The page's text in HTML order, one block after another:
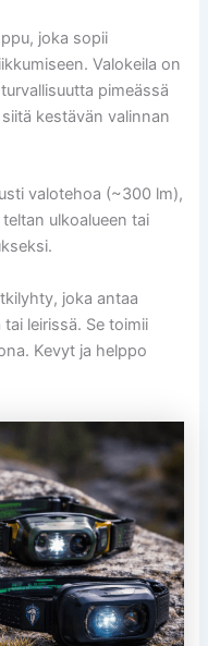
joka sopii
Valokeila on
pimeässä
kestävän valinnan
valotehoa (~300 lm),
ulkoalueen tai
joka antaa
leirissä. Se toimii
Kevyt ja helppo